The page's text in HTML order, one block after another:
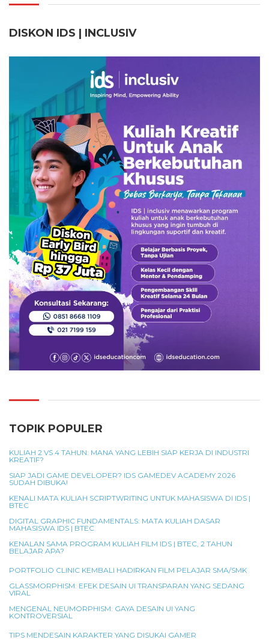
DISKON IDS | INCLUSIV
TOPIK POPULER
KULIAH 2 VS 4 TAHUN: MANA YANG LEBIH SIAP KERJA DI INDUSTRI
KREATIF?
SIAP JADI GAME DEVELOPER? IDS GAMEDEV ACADEMY 2026
SUDAH DIBUKA!
KENALI MATA KULIAH SCRIPTWRITING UNTUK MAHASISWA DI IDS |
BTEC
DIGITAL GRAPHIC FUNDAMENTALS: MATA KULIAH DASAR
MAHASISWA IDS | BTEC
KENALAN SAMA PROGRAM KULIAH FILM IDS | BTEC, 2 TAHUN
BELAJAR APA?
PORTFOLIO CLINIC KEMBALI HADIRKAN FILM PELAJAR SMA/SMK
GLASSMORPHISM: EFEK DESAIN UI TRANSPARAN YANG SEDANG
VIRAL
MENGENAL NEUMORPHISM: GAYA DESAIN UI YANG
KONTROVERSIAL
TIPS MENDESAIN KARAKTER YANG DISUKAI GAMER